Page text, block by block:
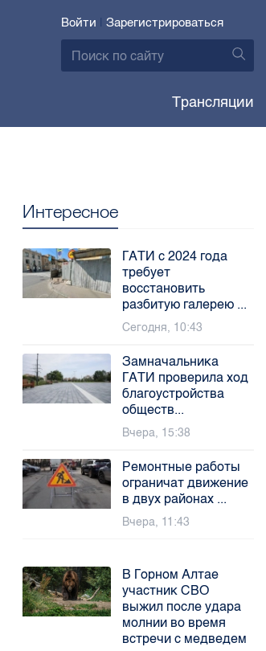
Войти | Зарегистрироваться
Трансляции
Интересное
ГАТИ с 2024 года
требует
восстановить
разбитую галерею ...
Сегодня, 10:43
Замначальника
ГАТИ проверила ход
благоустройства
обществ...
Вчера, 15:38
Ремонтные работы
ограничат движение
в двух районах ...
Вчера, 11:43
В Горном Алтае
участник СВО
выжил после удара
молнии во время
встречи с медведем